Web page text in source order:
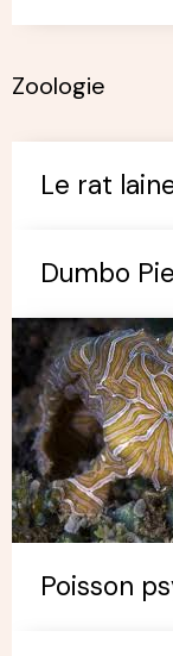
Zoologie
Le rat
Dumbo
Poisson